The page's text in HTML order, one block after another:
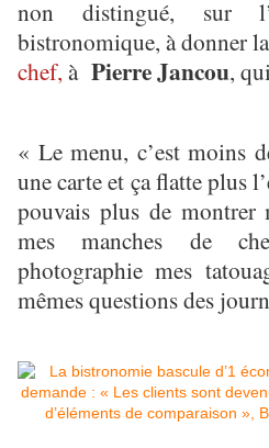
non distingué, sur
bistronomique, à donner
chef, à Pierre Jancou,
« Le menu, c’est moins
une carte et ça flatte plus
pouvais plus de montrer
mes manches de
photographie mes
mêmes questions des